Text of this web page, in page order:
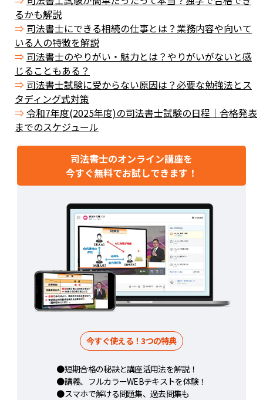
るかも解説
司法書士にできる相続の仕事とは？業務内容や向いて
いる人の特徴を解説
司法書士のやりがい・魅力とは？やりがいがないと感
じることもある？
司法書士試験に受からない原因は？必要な勉強法とス
タディング式対策
令和7年度(2025年度)の司法書士試験の日程｜合格発表
までのスケジュール
司法書士のオンライン講座を
今すぐ無料でお試しできます！
今すぐ使える！3つの特典
●短期合格の秘訣と講座活用法を解説！
●講義、フルカラーWEBテキストを体験！
●スマホで解ける問題集、過去問集も